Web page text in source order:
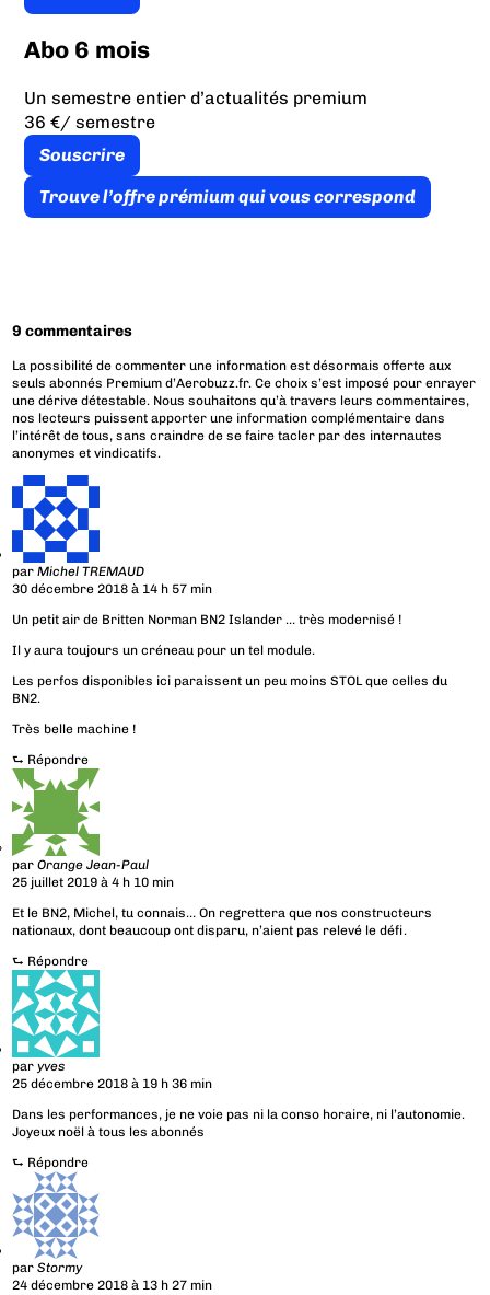
Abo 6 mois
Un semestre entier d’actualités premium
36 €/ semestre
Souscrire
Trouve l’offre prémium qui vous correspond
9 commentaires
La possibilité de commenter une information est désormais offerte aux
seuls abonnés Premium d’Aerobuzz.fr. Ce choix s’est imposé pour enrayer
une dérive détestable. Nous souhaitons qu’à travers leurs commentaires,
nos lecteurs puissent apporter une information complémentaire dans
l’intérêt de tous, sans craindre de se faire tacler par des internautes
anonymes et vindicatifs.
parMichel TREMAUD
30 décembre 2018 à 14 h 57 min
Un petit air de Britten Norman BN2 Islander … très modernisé !
Il y aura toujours un créneau pour un tel module.
Les perfos disponibles ici paraissent un peu moins STOL que celles du
BN2.
Très belle machine !
⮑ Répondre
parOrange Jean-Paul
25 juillet 2019 à 4 h 10 min
Et le BN2, Michel, tu connais… On regrettera que nos constructeurs
nationaux, dont beaucoup ont disparu, n’aient pas relevé le défi.
⮑ Répondre
paryves
25 décembre 2018 à 19 h 36 min
Dans les performances, je ne voie pas ni la conso horaire, ni l’autonomie.
Joyeux noël à tous les abonnés
⮑ Répondre
parStormy
24 décembre 2018 à 13 h 27 min